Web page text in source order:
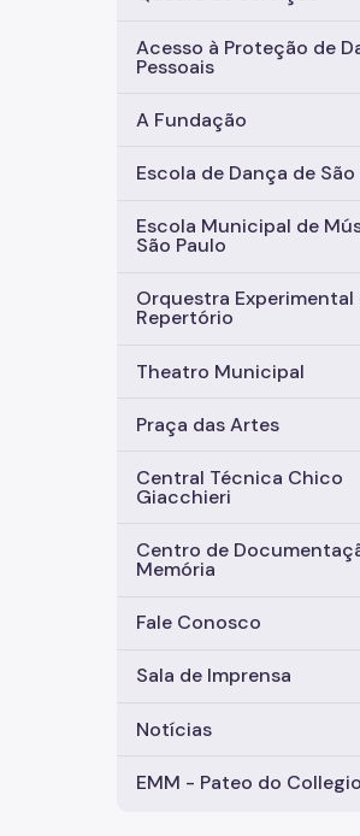
Acesso à Proteção de
Pessoais
A Fundação
Escola de Dança de São
Escola Municipal de
São Paulo
Orquestra Experimental
Repertório
Theatro Municipal
Praça das Artes
Central Técnica Chico
Giacchieri
Centro de
Memória
Fale Conosco
Sala de Imprensa
Notícias
EMM - Pateo do Collegio